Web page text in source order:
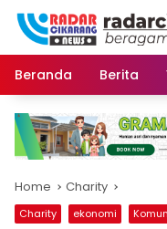
Skip
content
Beranda
Berita
Home Charity
Charity ekonomi